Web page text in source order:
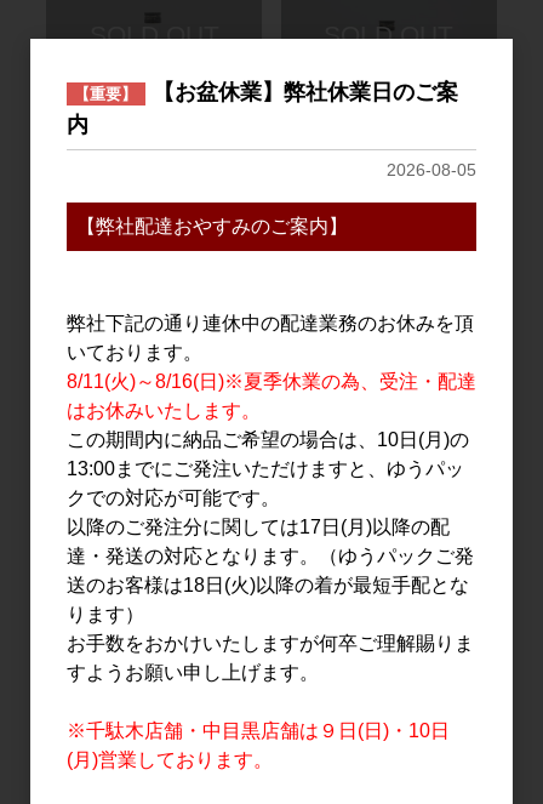
SPIRITS 燻製紅茶
SPIRITS spicy ブラック
焼酎・泡盛
不二才 黒麹 720ml
1,776円
リキュール
シー梅酒 720ml
3,000円
【重要】
【お盆休業】弊社休業日のご案
内
2026-08-05
【弊社配達おやすみのご案内】
弊社下記の通り連休中の配達業務のお休みを頂
いております。
8/11(火)～8/16(日)※夏季休業の為、受注・配達
はお休みいたします。
この期間内に納品ご希望の場合は、10日(月)の
13:00までにご発注いただけますと、ゆうパッ
クでの対応が可能です。
以降のご発注分に関しては17日(月)以降の配
達・発送の対応となります。（ゆうパックご発
送のお客様は18日(火)以降の着が最短手配とな
ります）
お手数をおかけいたしますが何卒ご理解賜りま
すようお願い申し上げます。
※千駄木店舗・中目黒店舗は９日(日)・10日
(月)営業しております。